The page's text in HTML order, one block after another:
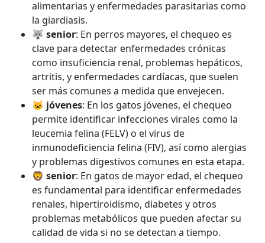
alimentarias y enfermedades parasitarias como
la giardiasis.
🐺 senior: En perros mayores, el chequeo es
clave para detectar enfermedades crónicas
como insuficiencia renal, problemas hepáticos,
artritis, y enfermedades cardíacas, que suelen
ser más comunes a medida que envejecen.
🐱 jóvenes: En los gatos jóvenes, el chequeo
permite identificar infecciones virales como la
leucemia felina (FELV) o el virus de
inmunodeficiencia felina (FIV), así como alergias
y problemas digestivos comunes en esta etapa.
🦁 senior: En gatos de mayor edad, el chequeo
es fundamental para identificar enfermedades
renales, hipertiroidismo, diabetes y otros
problemas metabólicos que pueden afectar su
calidad de vida si no se detectan a tiempo.